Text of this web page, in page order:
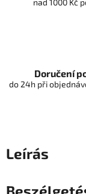
nad 1000 Kč
Doručení
do 24h při
Leírás